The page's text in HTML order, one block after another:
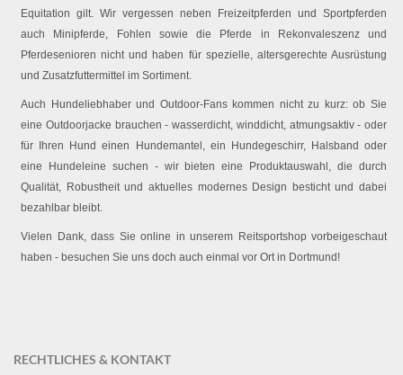
Equitation gilt. Wir vergessen neben Freizeitpferden und Sportpferden
auch Minipferde, Fohlen sowie die Pferde in Rekonvaleszenz und
Pferdesenioren nicht und haben für spezielle, altersgerechte Ausrüstung
und Zusatzfuttermittel im Sortiment.
Auch Hundeliebhaber und Outdoor-Fans kommen nicht zu kurz: ob Sie
eine Outdoorjacke brauchen - wasserdicht, winddicht, atmungsaktiv - oder
für Ihren Hund einen Hundemantel, ein Hundegeschirr, Halsband oder
eine Hundeleine suchen - wir bieten eine Produktauswahl, die durch
Qualität, Robustheit und aktuelles modernes Design besticht und dabei
bezahlbar bleibt.
Vielen Dank, dass Sie online in unserem Reitsportshop vorbeigeschaut
haben - besuchen Sie uns doch auch einmal vor Ort in Dortmund!
RECHTLICHES & KONTAKT